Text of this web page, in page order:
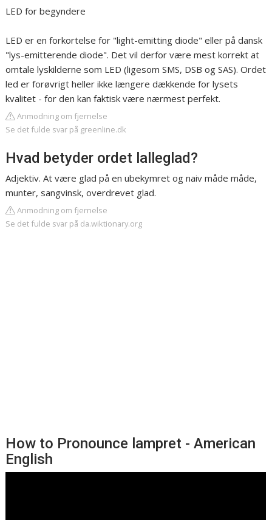
LED for begyndere
LED er en forkortelse for "light-emitting diode" eller på dansk
"lys-emitterende diode". Det vil derfor være mest korrekt at
omtale lyskilderne som LED (ligesom SMS, DSB og SAS). Ordet
led er forøvrigt heller ikke længere dækkende for lysets
kvalitet - for den kan faktisk være nærmest perfekt.
Anmodning om fjernelse
Se det fulde svar på greenline.dk
Hvad betyder ordet lalleglad?
Adjektiv. At være glad på en ubekymret og naiv måde måde,
munter, sangvinsk, overdrevet glad.
Anmodning om fjernelse
Se det fulde svar på da.wiktionary.org
How to Pronounce lampret - American
English